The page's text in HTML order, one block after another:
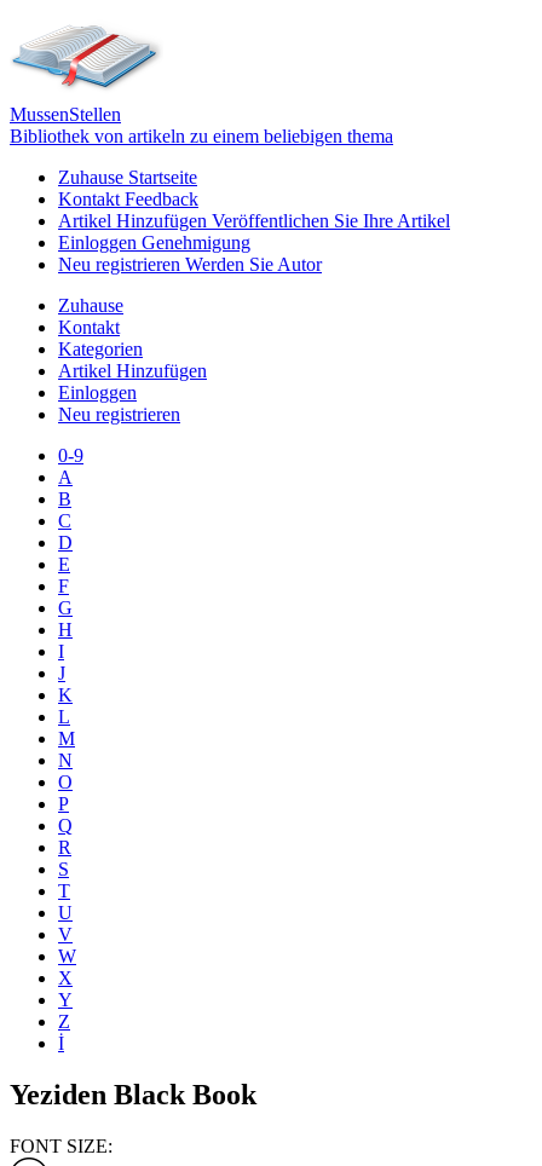
MussenStellen
Bibliothek von artikeln zu einem beliebigen thema
Zuhause Startseite
Kontakt Feedback
Artikel Hinzufügen Veröffentlichen Sie Ihre Artikel
Einloggen Genehmigung
Neu registrieren Werden Sie Autor
Zuhause
Kontakt
Kategorien
Artikel Hinzufügen
Einloggen
Neu registrieren
0-9
A
B
C
D
E
F
G
H
I
J
K
L
M
N
O
P
Q
R
S
T
U
V
W
X
Y
Z
İ
Yeziden Black Book
FONT SIZE: